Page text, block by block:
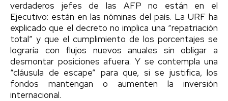
verdaderos jefes de las AFP no están en el
Ejecutivo: están en las nóminas del país. La URF ha
explicado que el decreto no implica una “repatriación
total” y que el cumplimiento de los porcentajes se
lograría con flujos nuevos anuales sin obligar a
desmontar posiciones afuera. Y se contempla una
“cláusula de escape” para que, si se justifica, los
fondos mantengan o aumenten la inversión
internacional.